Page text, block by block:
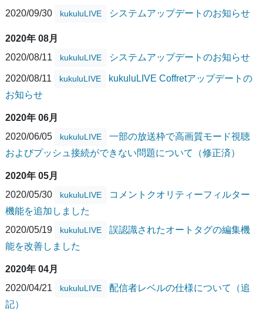
2020/09/30
kukuluLIVE システムアップデートのお知らせ
2020年 08月
2020/08/11
kukuluLIVE システムアップデートのお知らせ
2020/08/11 kukuluLIVE
kukuluLIVE Coffretアップデートの
お知らせ
2020年 06月
2020/06/05
kukuluLIVE
一部の放送枠で高画質モード視聴
およびプッシュ接続ができない問題について（修正済）
2020年 05月
2020/05/30
kukuluLIVE
コメントクオリティーフィルター
機能を追加しました
2020/05/19
kukuluLIVE
誤認識されたオートタグの編集機
能を改善しました
2020年 04月
2020/04/21
kukuluLIVE
配信者レベルの仕様について（追
記）